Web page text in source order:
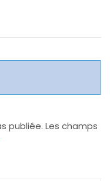
publiée. Les champs